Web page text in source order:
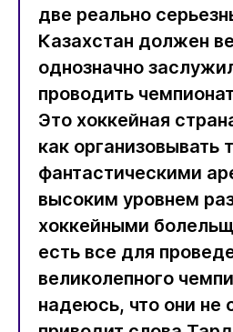
две реально
Казахстан должен
однозначно
проводить
Это хоккейная
как организовывать
фантастическими
высоким уровнем
хоккейными
есть все для
великолепного
надеюсь, что они не